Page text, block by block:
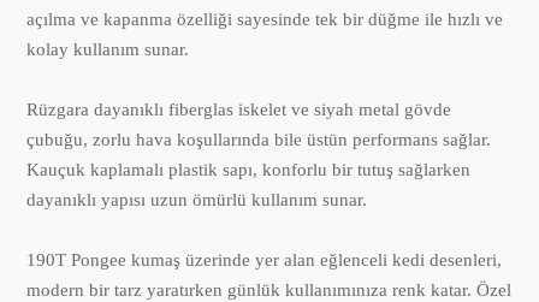
açılma ve kapanma özelliği sayesinde tek bir düğme ile hızlı ve
kolay kullanım sunar.
Rüzgara dayanıklı fiberglas iskelet ve siyah metal gövde
çubuğu, zorlu hava koşullarında bile üstün performans sağlar.
Kauçuk kaplamalı plastik sapı, konforlu bir tutuş sağlarken
dayanıklı yapısı uzun ömürlü kullanım sunar.
190T Pongee kumaş üzerinde yer alan eğlenceli kedi desenleri,
modern bir tarz yaratırken günlük kullanımınıza renk katar. Özel